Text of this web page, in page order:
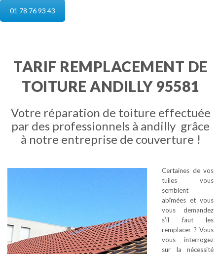
01 78 76 93 43
TARIF REMPLACEMENT DE
TOITURE ANDILLY 95581
Votre réparation de toiture effectuée
par des professionnels à andilly grâce
à notre entreprise de couverture !
Certaines de vos
tuiles vous
semblent
abîmées et vous
vous demandez
s’il faut les
remplacer ? Vous
vous interrogez
sur la nécessité